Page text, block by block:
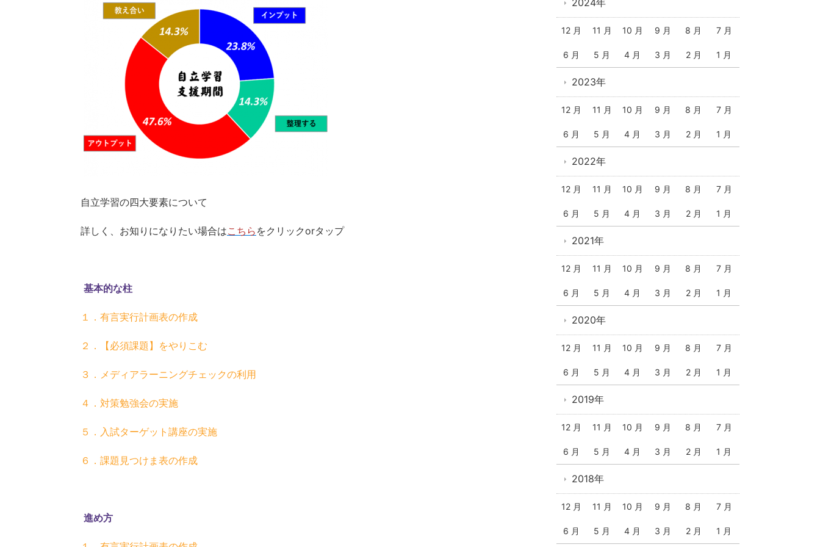
自立学習の四大要素について
詳しく、お知りになりたい場合はこちら をクリックorタップ
基本的な柱
１．有言実行計画表の作成
２．【必須課題】をやりこむ
３．メディアラーニングチェックの利用
４．対策勉強会の実施
５．入試ターゲット講座の実施
６．課題見つけま表の作成
進め方
2024年
12 月 11 月 10 月 9 月 8 月 7 月
6 月 5 月 4 月 3 月 2 月 1 月
2023年
12 月 11 月 10 月 9 月 8 月 7 月
6 月 5 月 4 月 3 月 2 月 1 月
2022年
12 月 11 月 10 月 9 月 8 月 7 月
6 月 5 月 4 月 3 月 2 月 1 月
2021年
12 月 11 月 10 月 9 月 8 月 7 月
6 月 5 月 4 月 3 月 2 月 1 月
2020年
12 月 11 月 10 月 9 月 8 月 7 月
6 月 5 月 4 月 3 月 2 月 1 月
2019年
12 月 11 月 10 月 9 月 8 月 7 月
6 月 5 月 4 月 3 月 2 月 1 月
2018年
12 月 11 月 10 月 9 月 8 月 7 月
6 月 5 月 4 月 3 月 2 月 1 月